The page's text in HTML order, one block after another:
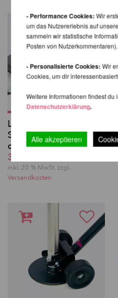
Lupit Pole Stage
Sicherheitsmatte - 160
cm
301,51 EUR
inkl. 20 % MwSt. zzgl.
Versandkosten
- Performance Cookies:Wir
um das Nutzererlebnis auf
sammeln wir statistische
Posten von Nutzerkommentaren).
- Personalisierte Cookies:Wir
Cookies, um dir
Weitere Informationen findest du
Datenschutzerklärung.
Alle akzeptieren